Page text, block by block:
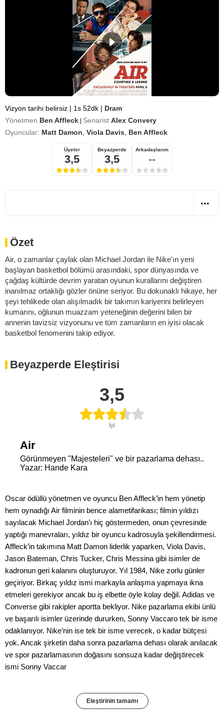
Vizyon tarihi belirsiz | 1s 52dk | Dram
Yönetmen Ben Affleck Senarist Alex Convery
Oyuncular: Matt Damon Viola Davis Ben Affleck
Üyeler
3,5
Beyazperde
3,5
Arkadaşlarım
--
Özet
Air, o zamanlar çaylak olan Michael Jordan ile Nike'ın yeni
başlayan basketbol bölümü arasındaki, spor dünyasında ve
çağdaş kültürde devrim yaratan oyunun kurallarını değiştiren
inanılmaz ortaklığı gözler önüne seriyor. Bu dokunaklı hikaye, her
şeyi tehlikede olan alışılmadık bir takımın kariyerini belirleyen
kumarını, oğlunun muazzam yeteneğinin değerini bilen bir
annenin tavizsiz vizyonunu ve tüm zamanların en iyisi olacak
basketbol fenomenini takip ediyor.
Beyazperde Eleştirisi
3,5
İyi
Air
Görünmeyen "Majesteleri" ve bir pazarlama dehası..
Yazar: Hande Kara
Oscar ödüllü yönetmen ve oyuncu Ben Affleck’in hem yönetip
hem oynadığı Air filminin bence alametifarikası; filmin yıldızı
sayılacak Michael Jordan’ı hiç göstermeden, onun çevresinde
yaptığı manevraları, yıldız bir oyuncu kadrosuyla şekillendirmesi.
Affleck’in takımına Matt Damon liderlik yaparken, Viola Davis,
Jason Bateman, Chris Tucker, Chris Messina gibi isimler de
kadronun geri kalanını oluşturuyor. Yıl 1984, Nike zorlu günler
geçiriyor. Birkaç yıldız ismi markayla anlaşma yapmaya ikna
etmeleri gerekiyor ancak bu iş elbette öyle kolay değil. Adidas ve
Converse gibi rakipler aportta bekliyor. Nike pazarlama ekibi ünlü
ve başarılı isimler üzerinde dururken, Sonny Vaccaro tek bir isme
odaklanıyor. Nike’nin ise tek bir isme verecek, o kadar bütçesi
yok. Ancak şirketin daha sonra pazarlama dehası olarak anılacak
ve spor pazarlamasının doğasını sonsuza kadar değiştirecek
ismi Sonny Vaccar
Eleştirinin tamamı